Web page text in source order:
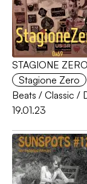
STAGIONE
Stagione Zero
Beats / Classic /
19.01.23